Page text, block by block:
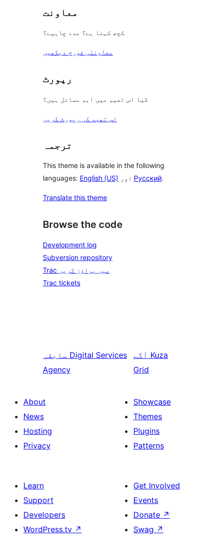
معاونت
کچھ کہنا ہے؟ مدد چاہیے؟
معاونتی فورم دیکھیں
رپورٹ
کیا اس تھیم میں اہم مسائل ہیں؟
اس تھیم کی رپورٹ کریں
ترجمہ
This theme is available in the following
languages: English (US) Русский.
Translate this theme
Browse the code
Development log
Subversion repository
Trac میں براؤز کریں
Trac tickets
سابقہ Digital Services
Agency
آگے Kuza
Grid
About
News
Hosting
Privacy
Showcase
Themes
Plugins
Patterns
Learn
Support
Developers
WordPress.tv ↗
Get Involved
Events
Donate ↗
Swag ↗